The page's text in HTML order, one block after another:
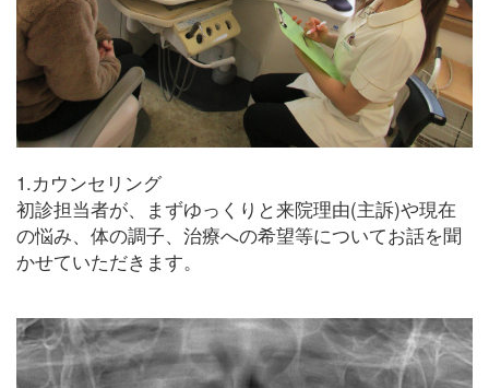
1.カウンセリング
初診担当者が、まずゆっくりと来院理由(主訴)や現在
の悩み、体の調子、治療への希望等についてお話を聞
かせていただきます。